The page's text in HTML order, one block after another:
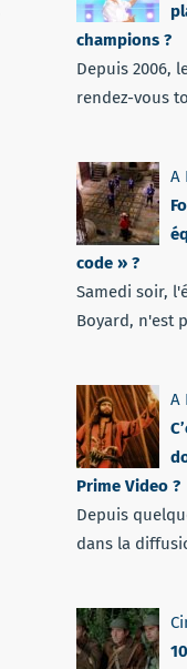
champions ?
Depuis 2006,
rendez-vous
A
code » ?
Samedi soir,
Boyard, n'est
A
Prime Video ?
Depuis
dans la